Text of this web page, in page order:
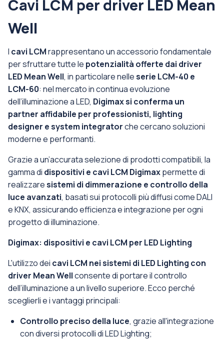
Cavi LCM per driver LED Mean
Well
I cavi LCMrappresentano un accessorio fondamentale
per sfruttare tutte le potenzialità offerte dai driver
LED Mean Well, in particolare nelleserie LCM-40 e
LCM-60: nel mercato in continua evoluzione
dell’illuminazione a LED, Digimax si conferma un
partner affidabile per professionisti, lighting
designer e system integratorche cercano soluzioni
moderne e performanti.
Grazie a un’accurata selezione di prodotti compatibili, la
gamma di dispositivi e cavi LCM Digimaxpermette di
realizzaresistemi di dimmerazione e controllo della
luce avanzati, basati sui protocolli più diffusi come DALI
e KNX, assicurando efficienza e integrazione per ogni
progetto di illuminazione.
Digimax: dispositivi e cavi LCM per LED Lighting
L'utilizzo dei cavi LCM nei sistemi di LED Lighting con
driver Mean Wellconsente di portare il controllo
dell’illuminazione a un livello superiore. Ecco perché
sceglierli e i vantaggi principali:
Controllo preciso della luce, grazie all'integrazione
con diversi protocolli di LED Lighting;